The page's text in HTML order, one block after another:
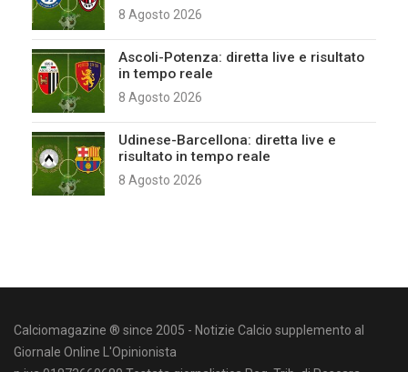
8 Agosto 2026
Ascoli-Potenza: diretta live e risultato
in tempo reale
8 Agosto 2026
Udinese-Barcellona: diretta live e
risultato in tempo reale
8 Agosto 2026
Calciomagazine ® since 2005 - Notizie Calcio supplemento al
Giornale Online L'Opinionista